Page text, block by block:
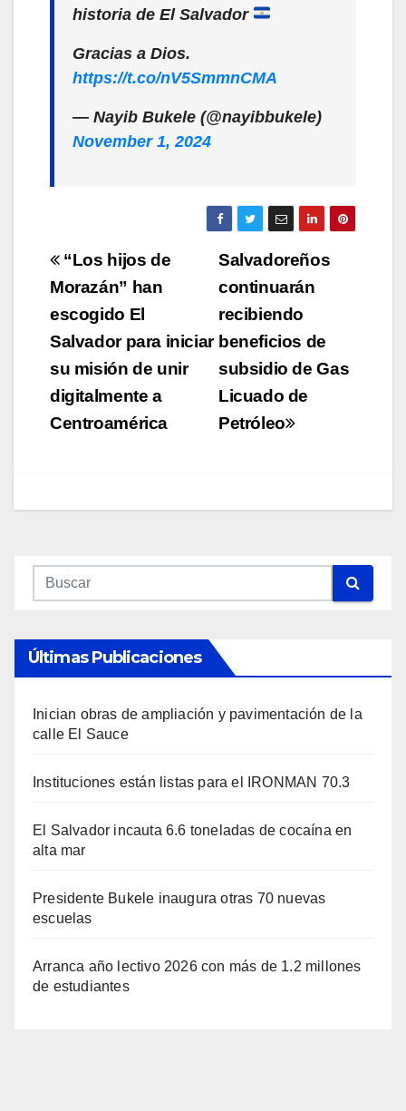
historia de El Salvador
Gracias a Dios.
https://t.co/nV5SmmnCMA
— Nayib Bukele (@nayibbukele)
November 1, 2024
Navegación
de
entradas
Salvadoreños
continuarán
recibiendo
beneficios de
subsidio de Gas
Licuado de
Petróleo
“Los hijos de
Morazán” han
escogido El
Salvador para iniciar
su misión de unir
digitalmente a
Centroamérica
Últimas Publicaciones
Inician obras de ampliación y pavimentación de la
calle El Sauce
Instituciones están listas para el IRONMAN 70.3
El Salvador incauta 6.6 toneladas de cocaína en
alta mar
Presidente Bukele inaugura otras 70 nuevas
escuelas
Arranca año lectivo 2026 con más de 1.2 millones
de estudiantes